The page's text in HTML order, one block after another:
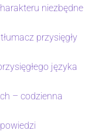
niezbędne
przysięgły
języka
– codzienna